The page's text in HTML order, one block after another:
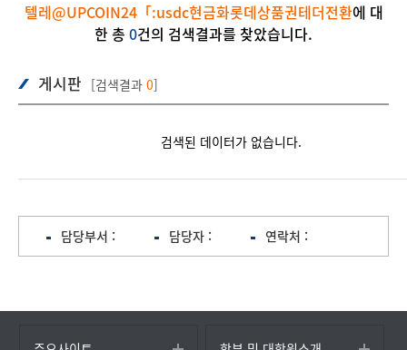
텔레@UPCOIN24「:usdc현금화롯데상품권테더전환에 대
한 총 0건의 검색결과를 찾았습니다.
게시판 [검색결과 0]
검색된 데이터가 없습니다.
담당부서 : 담당자 : 연락처 :